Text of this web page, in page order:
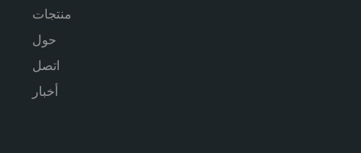
منتجات
حول
اتصل
أخبار